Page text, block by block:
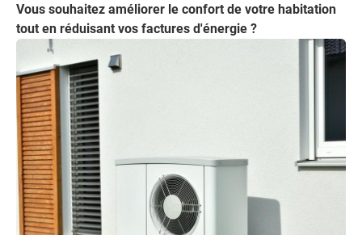
Vous souhaitez améliorer le confort de votre habitation
tout en réduisant vos factures d'énergie ?